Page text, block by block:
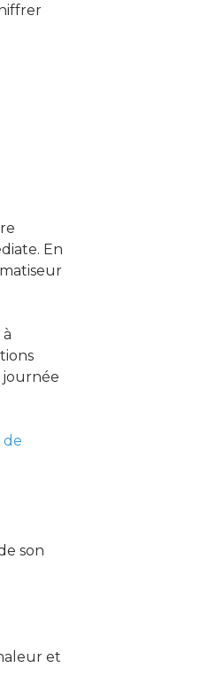
En
journée
de
son
et